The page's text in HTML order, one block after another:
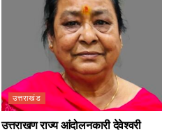
उत्तराखंड
उत्तराखण राज्य आंदोलनकारी देवेश्वरी